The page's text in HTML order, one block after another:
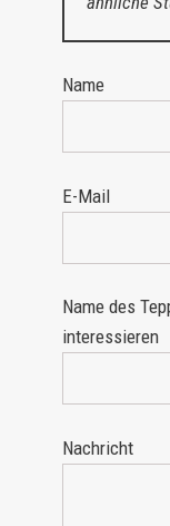
Name
E-Mail
Name des
interessieren
Nachricht